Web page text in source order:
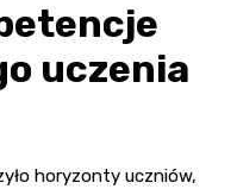
uczenia
horyzonty uczniów,